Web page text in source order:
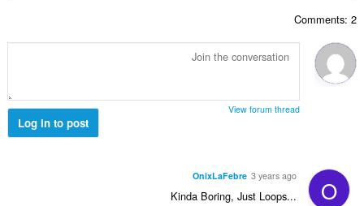
Comments: 2
View forum thread
Log in to post
O
OnixLaFebre 3 years ago
Kinda Boring, Just Loops...